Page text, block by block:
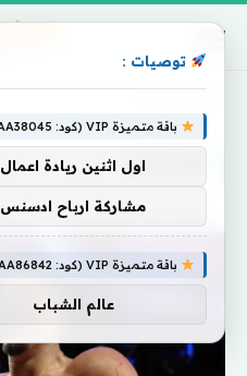
BOXING
توصيات :
باقة متميزة VIP (كود: AA38045):
اول اثنين ريادة اعمال
مشاركة ارباح ادسنس
باقة متميزة VIP (كود: AA86842):
عالم الشباب